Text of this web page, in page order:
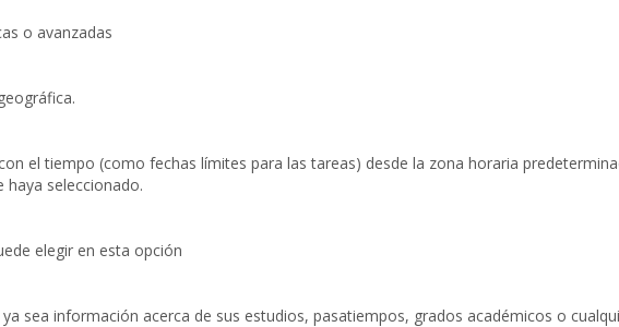
o avanzadas
el tiempo (como fechas límites para las tareas) desde la zona horaria
haya seleccionado.
elegir en esta opción
sea información acerca de sus estudios, pasatiempos, grados académicos o